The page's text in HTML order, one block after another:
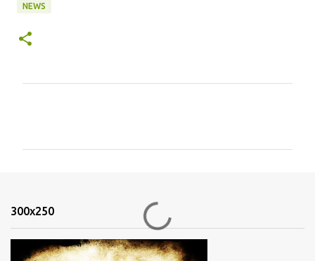
NEWS
n
i
300x250